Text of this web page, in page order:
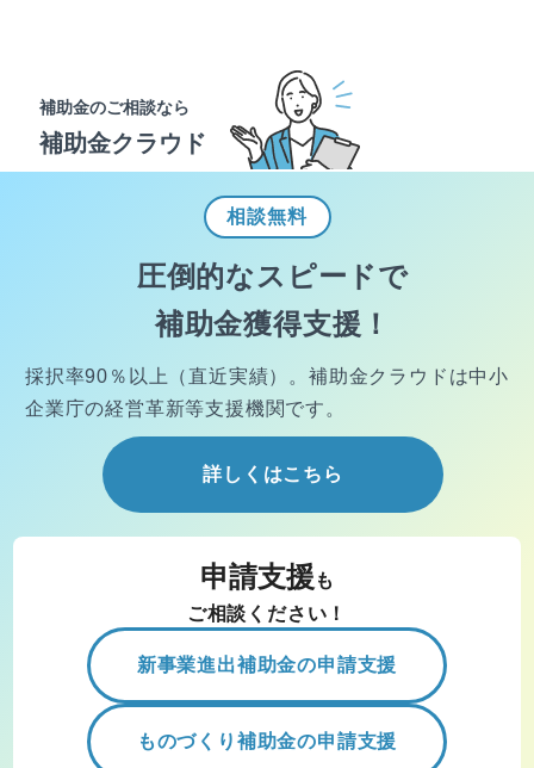
補助金のご相談なら
補助金クラウド
相談無料
圧倒的なスピードで
補助金獲得支援！
採択率90％以上（直近実績）。 補助金クラウドは中小
企業庁の経営革新等支援機関です。
詳しくはこちら
申請支援 も
ご相談ください！
新事業進出補助金の申請支援
ものづくり補助金の申請支援